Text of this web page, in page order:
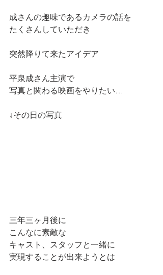
成さんの趣味であるカメラの話を
たくさんしていただき
突然降りて来たアイデア
平泉成さん主演で
写真と関わる映画をやりたい…
↓その日の写真
三年三ヶ月後に
こんなに素敵な
キャスト、スタッフと一緒に
実現することが出来ようとは